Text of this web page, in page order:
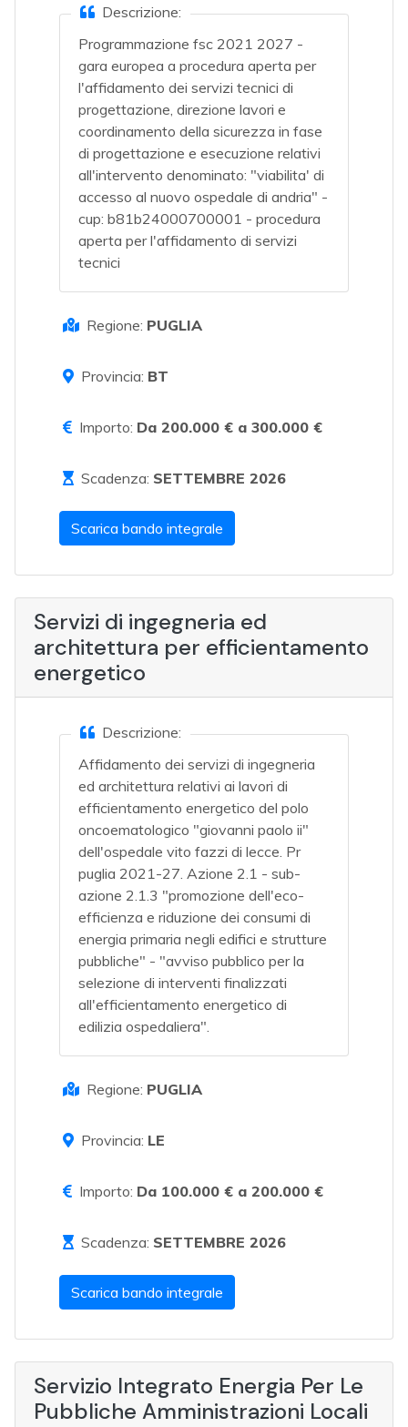
Descrizione:
Programmazione fsc 2021 2027 -
gara europea a procedura aperta per
l'affidamento dei servizi tecnici di
progettazione, direzione lavori e
coordinamento della sicurezza in fase
di progettazione e esecuzione relativi
all'intervento denominato: "viabilita' di
accesso al nuovo ospedale di andria" -
cup: b81b24000700001 - procedura
aperta per l'affidamento di servizi
tecnici
Regione: PUGLIA
Provincia: BT
Importo: Da 200.000 € a 300.000 €
Scadenza: SETTEMBRE 2026
Scarica bando integrale
Servizi di ingegneria ed
architettura per efficientamento
energetico
Descrizione:
Affidamento dei servizi di ingegneria
ed architettura relativi ai lavori di
efficientamento energetico del polo
oncoematologico "giovanni paolo ii"
dell'ospedale vito fazzi di lecce. Pr
puglia 2021-27. Azione 2.1 - sub-
azione 2.1.3 "promozione dell'eco-
efficienza e riduzione dei consumi di
energia primaria negli edifici e strutture
pubbliche" - "avviso pubblico per la
selezione di interventi finalizzati
all'efficientamento energetico di
edilizia ospedaliera".
Regione: PUGLIA
Provincia: LE
Importo: Da 100.000 € a 200.000 €
Scadenza: SETTEMBRE 2026
Scarica bando integrale
Servizio Integrato Energia Per Le
Pubbliche Amministrazioni Locali